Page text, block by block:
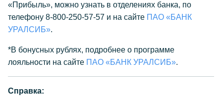
«Прибыль», можно узнать в отделениях банка, по
телефону 8-800-250-57-57 и на сайте ПАО «БАНК
УРАЛСИБ».
*В бонусных рублях, подробнее о программе
лояльности на сайте ПАО «БАНК УРАЛСИБ».
Справка: